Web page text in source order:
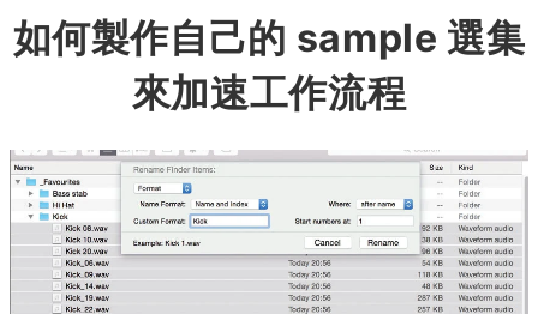
如何製作自己的 sample 選集
來加速工作流程